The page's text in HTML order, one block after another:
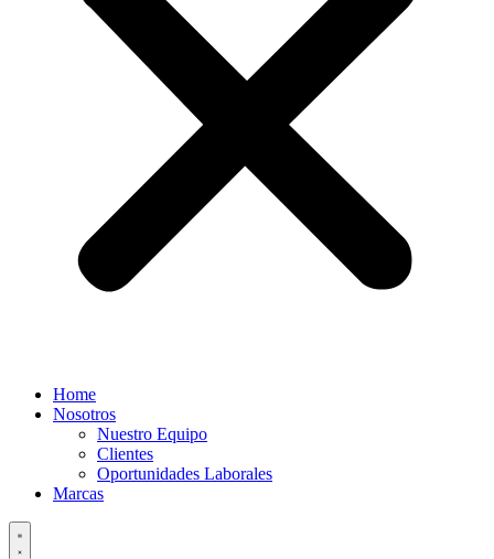
Home
Nosotros
Nuestro Equipo
Clientes
Oportunidades Laborales
Marcas